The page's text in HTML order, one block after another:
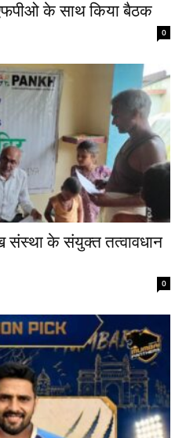
के साथ किया बैठक
0
के संयुक्त तत्वावधान
0